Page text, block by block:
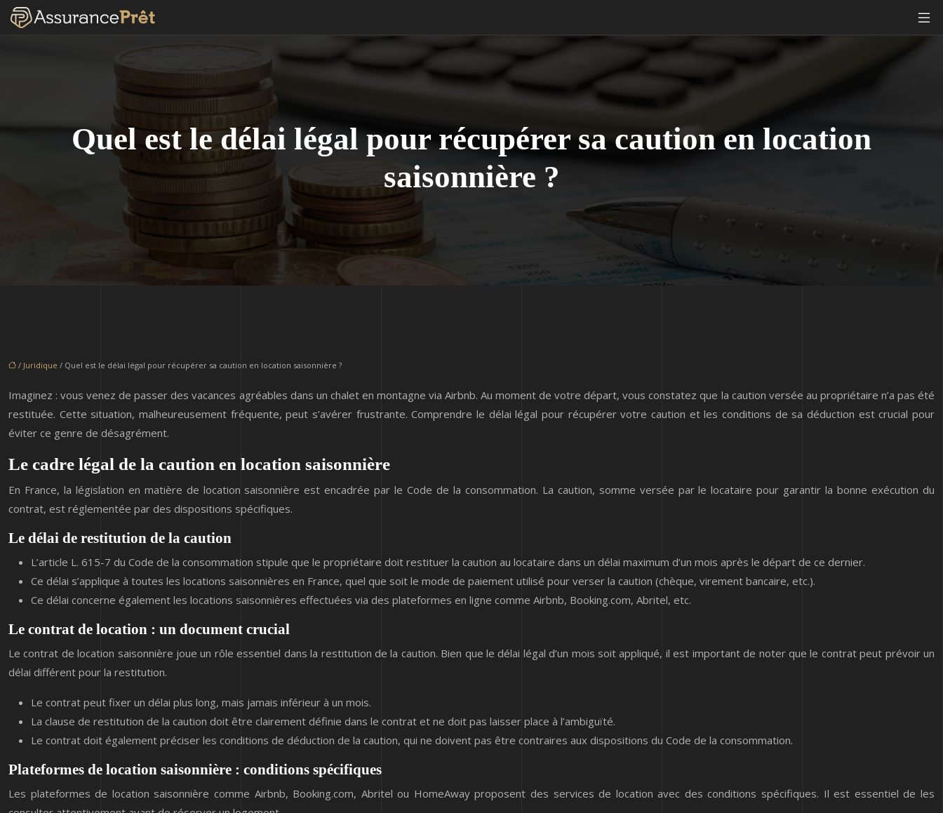
Quel est le délai légal pour récupérer sa caution en location
saisonnière ?
/ Juridique / Quel est le délai légal pour récupérer sa caution en location saisonnière ?
Imaginez : vous venez de passer des vacances agréables dans un chalet en montagne via Airbnb. Au moment de votre départ, vous constatez que la caution versée au propriétaire n’a pas été
restituée. Cette situation, malheureusement fréquente, peut s’avérer frustrante. Comprendre le délai légal pour récupérer votre caution et les conditions de sa déduction est crucial pour
éviter ce genre de désagrément.
Le cadre légal de la caution en location saisonnière
En France, la législation en matière de location saisonnière est encadrée par le Code de la consommation. La caution, somme versée par le locataire pour garantir la bonne exécution du
contrat, est réglementée par des dispositions spécifiques.
Le délai de restitution de la caution
L’article L. 615-7 du Code de la consommation stipule que le propriétaire doit restituer la caution au locataire dans un délai maximum d’un mois après le départ de ce dernier.
Ce délai s’applique à toutes les locations saisonnières en France, quel que soit le mode de paiement utilisé pour verser la caution (chèque, virement bancaire, etc.).
Ce délai concerne également les locations saisonnières effectuées via des plateformes en ligne comme Airbnb, Booking.com, Abritel, etc.
Le contrat de location : un document crucial
Le contrat de location saisonnière joue un rôle essentiel dans la restitution de la caution. Bien que le délai légal d’un mois soit appliqué, il est important de noter que le contrat peut prévoir un
délai différent pour la restitution.
Le contrat peut fixer un délai plus long, mais jamais inférieur à un mois.
La clause de restitution de la caution doit être clairement définie dans le contrat et ne doit pas laisser place à l’ambiguïté.
Le contrat doit également préciser les conditions de déduction de la caution, qui ne doivent pas être contraires aux dispositions du Code de la consommation.
Plateformes de location saisonnière : conditions spécifiques
Les plateformes de location saisonnière comme Airbnb, Booking.com, Abritel ou HomeAway proposent des services de location avec des conditions spécifiques. Il est essentiel de les